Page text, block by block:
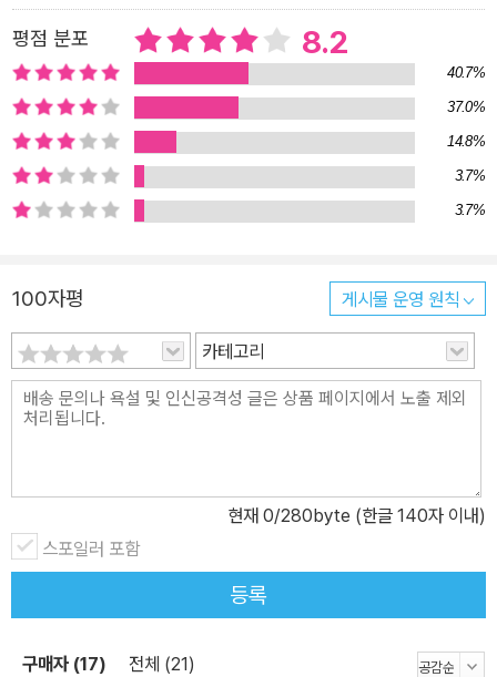
어요. 차홍 원장님의 노하우가 가득한 <차홍의 셀프 동안 헤어법>을
통해 헤어 미인으로 거듭날 수 있을 거라 믿습니다. 강추입니다. - 배
우 김선아 남자는 다 똑같다. 한결같은 마음으로 자신을 바라봐주는
여자는 좋지만, 한결같은 모습을 바라지는 않는다. 그렇다고 매일 다
른 메이크업이나 패션 코디네이션을 바라는 것은 아니다. 아주 작은
변화로도 전혀 다른 매력을 발산할 수 있다는 것을 남자들도 안다. 헤
어아티스트 차홍의 헤어스타일 제안에 눈이 가는 것도 그 때문이다.
손짓 하나로, 5분도 채 안 되는 시간으로 남자들의 마음을 사로잡을
남자, 여자 모두에게 환영받을 수 있는 이유다. - <얼루어> 뷰티에디
평점 분포 8.2
40.7%
37.0%
14.8%
3.7%
3.7%
100자평 게시물 운영 원칙
카테고리
현재 0/280byte (한글 140자 이내)
스포일러 포함
등록
구매자 (17) 전체 (21)